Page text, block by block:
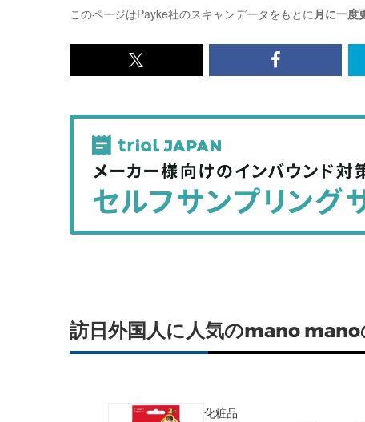
このページはPayke社のスキャンデータをもとに月に一度
x<br>
記
事
を
シ
ェ
記
を
シ
ェ
訪日外国人に人気のmano
化粧品